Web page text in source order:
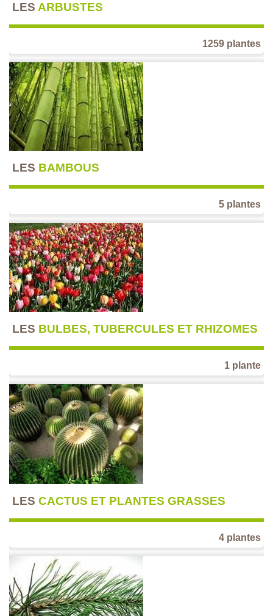
LES ARBUSTES
1259 plantes
LES BAMBOUS
5 plantes
LES BULBES, TUBERCULES ET RHIZOMES
1 plante
LES CACTUS ET PLANTES GRASSES
4 plantes